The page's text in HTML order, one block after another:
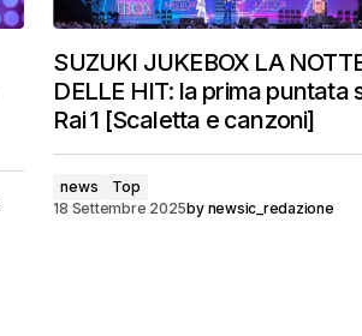
SUZUKI JUKEBOX LA
DELLE HIT: la prima puntata
Rai 1 [Scaletta e canzoni]
news
Top
18 Settembre 2025by newsic_redazione